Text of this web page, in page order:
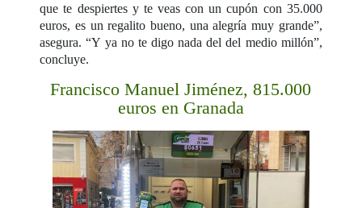
que te despiertes y te veas con un cupón con 35.000
euros, es un regalito bueno, una alegría muy grande”,
asegura. “Y ya no te digo nada del del medio millón”,
concluye.
Francisco Manuel Jiménez, 815.000
euros en Granada